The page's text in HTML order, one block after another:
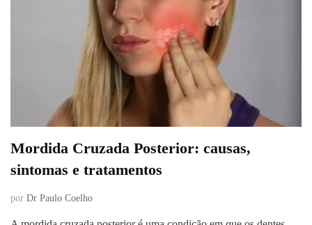
Mordida Cruzada Posterior: causas,
sintomas e tratamentos
por Dr Paulo Coelho